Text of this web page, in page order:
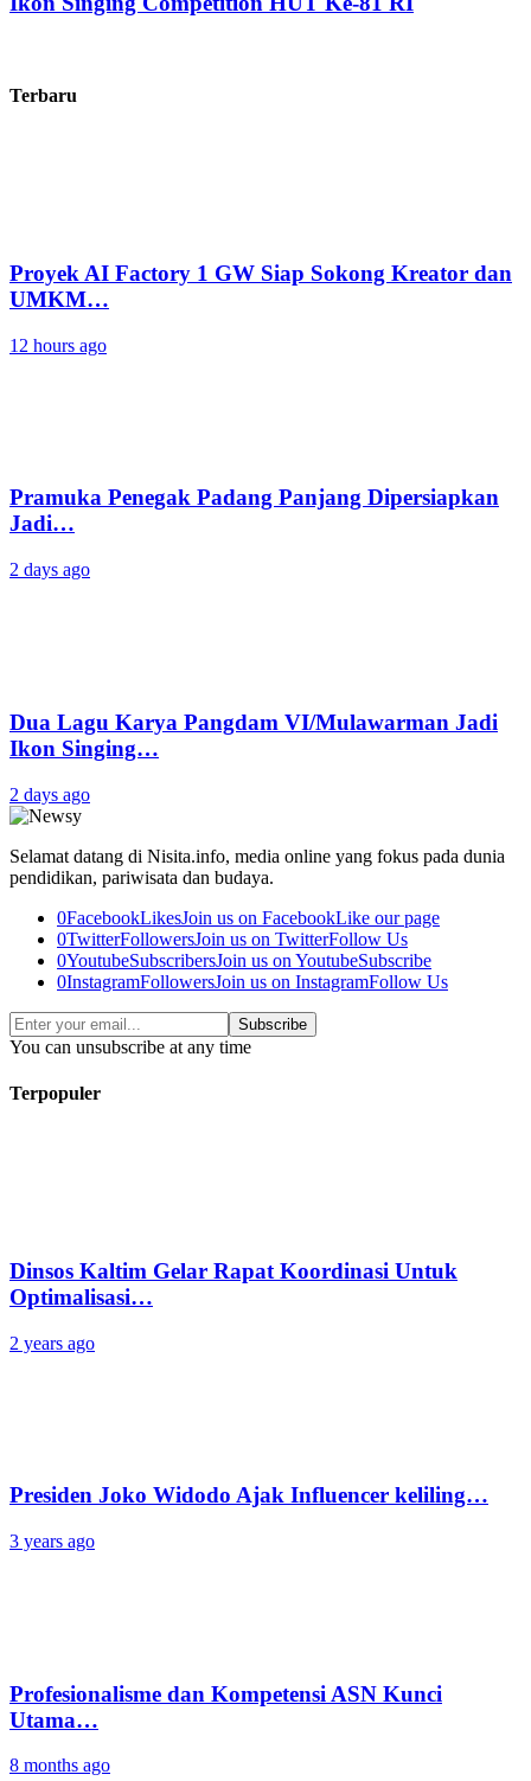
Terbaru
Proyek AI Factory 1 GW Siap Sokong Kreator dan
UMKM…
12 hours ago
Pramuka Penegak Padang Panjang Dipersiapkan
Jadi…
2 days ago
Dua Lagu Karya Pangdam VI/Mulawarman Jadi
Ikon Singing…
2 days ago
Selamat datang di Nisita.info, media online yang fokus pada dunia
pendidikan, pariwisata dan budaya.
0FacebookLikesJoin us on FacebookLike our page
0TwitterFollowersJoin us on TwitterFollow Us
0YoutubeSubscribersJoin us on YoutubeSubscribe
0InstagramFollowersJoin us on InstagramFollow Us
Subscribe
You can unsubscribe at any time
Terpopuler
Dinsos Kaltim Gelar Rapat Koordinasi Untuk
Optimalisasi…
2 years ago
Presiden Joko Widodo Ajak Influencer keliling…
3 years ago
Profesionalisme dan Kompetensi ASN Kunci
Utama…
8 months ago